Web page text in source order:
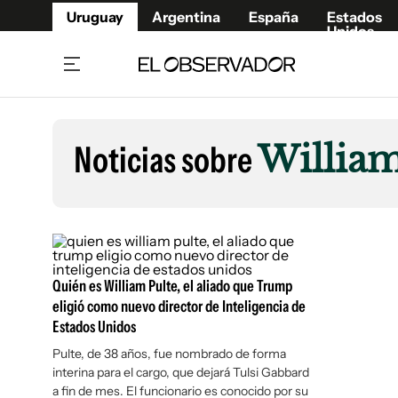
Uruguay Argentina España
Estados
Unidos
Beneficios Member
Café y Negocios
Economía y Empresas
Agro
Brand Studio
Mundo
Cultura y Espectáculos
Noticias sobre
Quién es William Pulte, el aliado que Trump
eligió como nuevo director de Inteligencia de
Estados Unidos
Pulte, de 38 años, fue nombrado de forma
interina para el cargo, que dejará Tulsi Gabbard
a fin de mes. El funcionario es conocido por su